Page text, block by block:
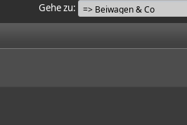
Gehe zu